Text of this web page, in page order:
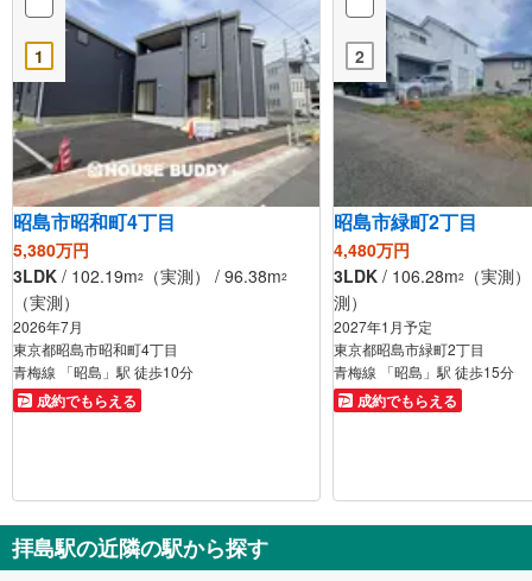
1
昭島市昭和町4丁目
5,380万円
3LDK / 102.19m2 （実測） / 96.38m2
（実測）
2026年7月
東京都昭島市昭和町4丁目
青梅線 「昭島」駅 徒歩10分
成約でもらえる
2
昭島市緑町2丁目
4,480万円
3LDK / 106.28m2
（実測
測）
2027年1月予定
東京都昭島市緑町2丁目
青梅線 「昭島」駅 徒歩15分
成約でもらえる
拝島駅の近隣の駅から探す